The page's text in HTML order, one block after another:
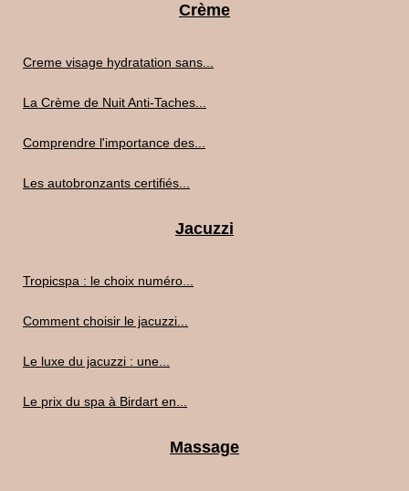
Crème
Creme visage hydratation sans...
La Crème de Nuit Anti-Taches...
Comprendre l'importance des...
Les autobronzants certifiés...
Jacuzzi
Tropicspa : le choix numéro...
Comment choisir le jacuzzi...
Le luxe du jacuzzi : une...
Le prix du spa à Birdart en...
Massage